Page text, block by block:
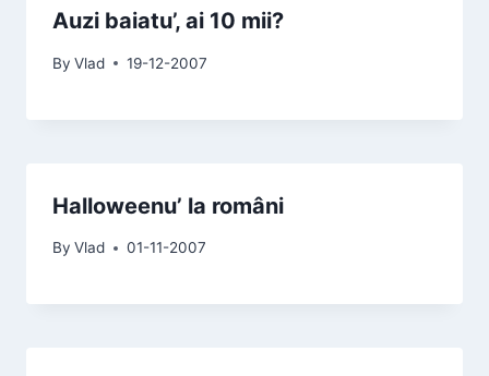
Auzi baiatu’, ai 10 mii?
By Vlad 19-12-2007
Halloweenu’ la români
By Vlad 01-11-2007